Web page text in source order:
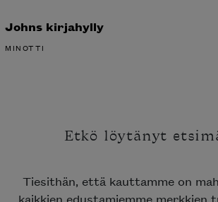
Johns kirjahylly
Etkö löytänyt
Tiesithän, että kauttamme on
kaikkien edustamiemme merkkien